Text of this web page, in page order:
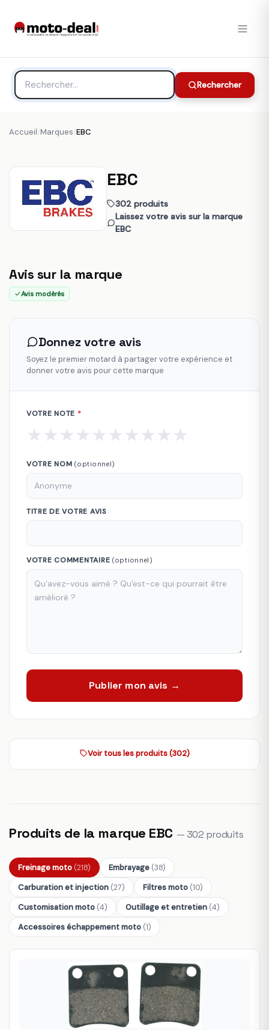
Rechercher
Accueil/Marques/EBC
EBC
302 produits
Laissez votre avis sur la marque
EBC
Avis sur la marque
Avis modérés
Donnez votre avis
Soyez le premier motard à partager votre expérience et
donner votre avis pour cette marque
VOTRE NOTE *
★ ★ ★ ★ ★ ★ ★ ★ ★ ★
VOTRE NOM(optionnel)
TITRE DE VOTRE AVIS
VOTRE COMMENTAIRE (optionnel)
Publier mon avis →
Voir tous les produits (302)
Produits de la marque EBC — 302 produits
Freinage moto (218) Embrayage (38)
Carburation et injection (27) Filtres moto (10)
Customisation moto (4) Outillage et entretien (4)
Accessoires échappement moto (1)